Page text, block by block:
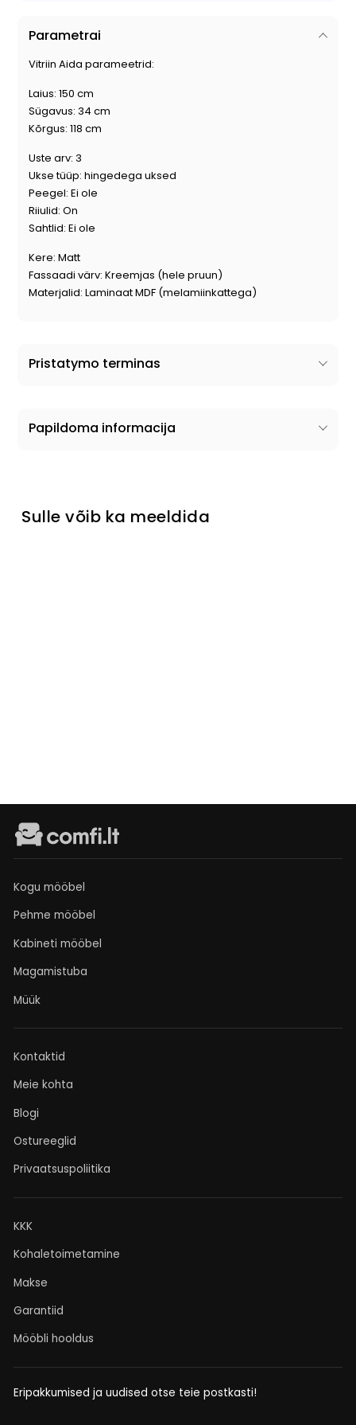
Parametrai
Vitriin Aida parameetrid:
Laius: 150 cm
Sügavus: 34 cm
Kõrgus: 118 cm
Uste arv: 3
Ukse tüüp: hingedega uksed
Peegel: Ei ole
Riiulid: On
Sahtlid: Ei ole
Kere: Matt
Fassaadi värv: Kreemjas (hele pruun)
Materjalid: Laminaat MDF (melamiinkattega)
Pristatymo terminas
Papildoma informacija
Sulle võib ka meeldida
Kogu mööbel
Pehme mööbel
Kabineti mööbel
Magamistuba
Müük
Kontaktid
Meie kohta
Blogi
Ostureeglid
Privaatsuspoliitika
KKK
Kohaletoimetamine
Makse
Garantiid
Mööbli hooldus
Eripakkumised ja uudised otse teie postkasti!